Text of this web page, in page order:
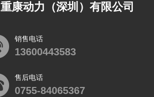
重康动力（深圳）有限公司
销售电话
13600443583
售后电话
0755-84065367